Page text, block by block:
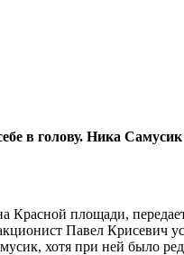
в голову. Ника Самусик
Красной площади,
Павел Крисевич
хотя при ней было